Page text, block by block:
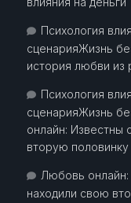
Психология
сценарияЖизнь
история любви из
Психология
сценарияЖизнь
онлайн: Известны
вторую половинку
Любовь онлайн:
находили свою